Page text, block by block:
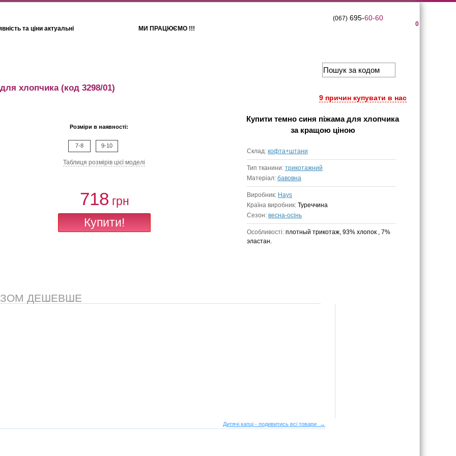
та ціни актуальні МИ ПРАЦЮЄМО !!!
0
(067)695-60-60
9 причин купувати в нас
хлопчика(код 3298/01)
Розміри в наявності:
7-8 9-10
Таблиця розмiрiв цiєї моделi
718 грн
Купити темно синя піжама для хлопчика
за кращою ціною
Склад: кофта+штани
Тип тканини: трикотажний
Матеріал: бавовна
Виробник: Hays
Країна виробник: Туреччина
Сезон: весна-осінь
Особливості: плотный трикотаж, 93% хлопок , 7%
эластан.
ДЕШЕВШЕ
Дитячі капці - подивитись всі товари →